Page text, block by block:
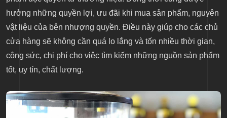
hưởng những quyền lợi, ưu đãi khi mua sản phẩm, nguyên
vật liệu của bên nhượng quyền. Điều này giúp cho các chủ
cửa hàng sẽ không cần quá lo lắng và tốn nhiều thời gian,
công sức, chi phí cho việc tìm kiếm những nguồn sản phẩm
tốt, uy tín, chất lượng.